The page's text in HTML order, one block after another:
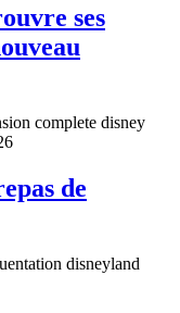
ses
de